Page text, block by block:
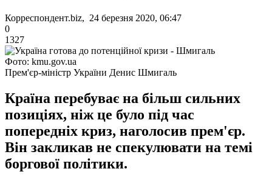
Корреспондент.biz, 24 березня 2020, 06:47
0
1327
Фото: kmu.gov.ua
Прем'єр-міністр України Денис Шмигаль
Країна перебуває на більш сильних
позиціях, ніж це було під час
попередніх криз, наголосив прем'єр.
Він закликав не спекулювати на темі
боргової політики.